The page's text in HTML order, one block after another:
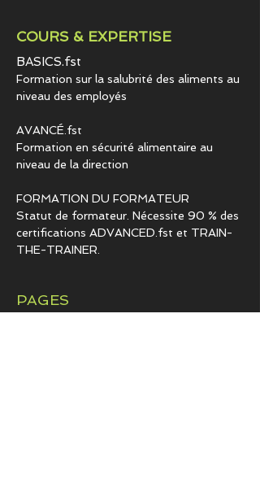
COURS & EXPERTISE
BASICS.fst
Formation sur la salubrité des aliments au
niveau des employés
AVANCÉ.fst
Formation en sécurité alimentaire au
niveau de la direction
FORMATION DU FORMATEUR
Statut de formateur. Nécessite 90 % des
certifications ADVANCED.fst et TRAIN-
THE-TRAINER.
PAGES